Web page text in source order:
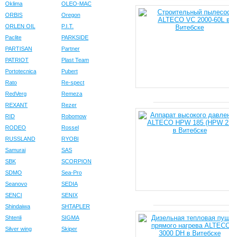
Oklima
OLEO-MAC
ORBIS
Oregon
ORLEN OIL
P.I.T.
Paclite
PARKSIDE
PARTISAN
Partner
PATRIOT
Plast Team
Portotecnica
Pubert
Rato
Re-spect
RedVerg
Remeza
REXANT
Rezer
RID
Robomow
RODEO
Rossel
RUSSLAND
RYOBI
Samurai
SAS
SBK
SCORPION
SDMO
Sea-Pro
Seanovo
SEDIA
SENCI
SENIX
Shindaiwa
SHTAPLER
Shtenli
SIGMA
Silver wing
Skiper